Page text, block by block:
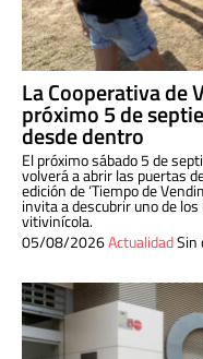
La Cooperativa de
próximo 5 de
desde dentro
El próximo sábado 5 de
volverá a abrir las puertas
edición de ‘Tiempo de
invita a descubrir uno de
vitivinícola.
05/08/2026ActualidadSin